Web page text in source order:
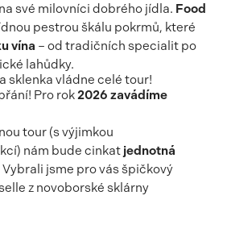
své milovníci dobrého jídla. Food
pestrou škálu pokrmů, které
vína – od tradičních specialit po
lahůdky.
sklenka vládne celé tour!
Pro rok2026 zavádíme
tour (s výjimkou
nám bude cinkat jednotná
Vybrali jsme pro vás špičkový
z novoborské sklárny